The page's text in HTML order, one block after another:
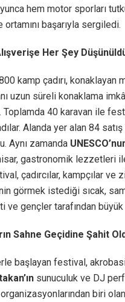
hem motor sporları
başarıyla sergiledi.
Her Şey
kamp çadırı,
uzun süreli konaklama
Toplamda 40 karavan ile
Alanda yer alan 84
Aynı zamanda
gastronomik lezzetleri
çadırcılar, kampçılar
görmek istediği sıcak,
ve gençler tarafından
Sahne Geçidine Şahit
başlayan festival,
sunuculuk ve DJ
biri